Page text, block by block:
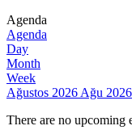
Agenda
Agenda
Day
Month
Week
Ağustos 2026 Ağu 2026
There are no upcoming